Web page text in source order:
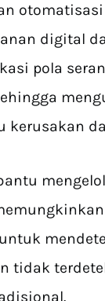
digital
pola
kerusakan
tidak